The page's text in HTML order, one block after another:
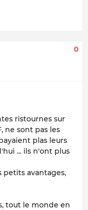
0
ristournes sur
ne sont pas les
plas leurs
... ils n'ont plus
petits avantages,
tout le monde en